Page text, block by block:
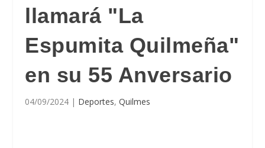
llamará "La
Espumita Quilmeña"
en su 55 Anversario
04/09/2024 | Deportes,Quilmes